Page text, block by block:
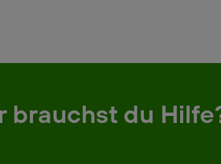
brauchst du